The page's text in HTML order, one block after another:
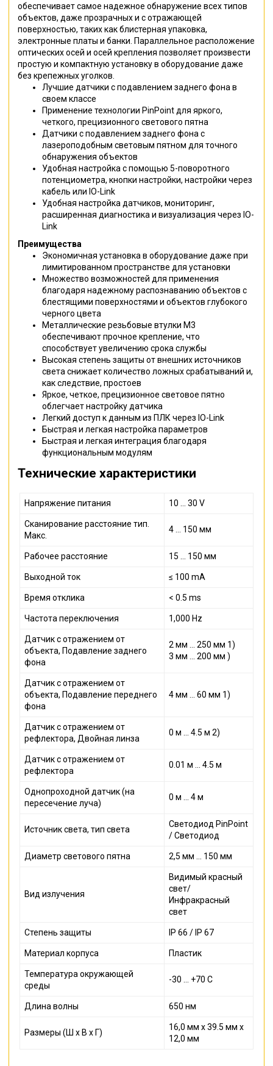
обеспечивает самое надежное обнаружение всех типов
объектов, даже прозрачных и с отражающей
поверхностью, таких как блистерная упаковка,
электронные платы и банки. Параллельное расположение
оптических осей и осей крепления позволяет произвести
простую и компактную установку в оборудование даже
без крепежных уголков.
Лучшие датчики с подавлением заднего фона в
своем классе
Применение технологии PinPoint для яркого,
четкого, прецизионного светового пятна
Датчики с подавлением заднего фона c
лазероподобным световым пятном для точного
обнаружения объектов
Удобная настройка с помощью 5-поворотного
потенциометра, кнопки настройки, настройки через
кабель или IO-Link
Удобная настройка датчиков, мониторинг,
расширенная диагностика и визуализация через IO-
Link
Преимущества
Экономичная установка в оборудование даже при
лимитированном пространстве для установки
Множество возможностей для применения
благодаря надежному распознаванию объектов с
блестящими поверхностями и объектов глубокого
черного цвета
Металлические резьбовые втулки M3
обеспечивают прочное крепление, что
способствует увеличению срока службы
Высокая степень защиты от внешних источников
света снижает количество ложных срабатываний и,
как следствие, простоев
Яркое, четкое, прецизионное световое пятно
облегчает настройку датчика
Легкий доступ к данным из ПЛК через IO-Link
Быстрая и легкая настройка параметров
Быстрая и легкая интеграция благодаря
функциональным модулям
Технические характеристики
Напряжение питания 10 ... 30 V
Сканирование расстояние тип.
Макс.
4 ... 150 мм
Рабочее расстояние 15 ... 150 мм
Выходной ток ≤ 100 mA
Время отклика < 0.5 ms
Частота переключения 1,000 Hz
Датчик с отражением от
объекта, Подавление заднего
фона
2 мм ... 250 мм 1)
3 мм ... 200 мм )
Датчик с отражением от
объекта, Подавление переднего
фона
4 мм ... 60 мм 1)
Датчик с отражением от
рефлектора, Двойная линза
0 м ... 4.5 м 2)
Датчик с отражением от
рефлектора
0.01 м ... 4.5 м
Однопроходной датчик (на
пересечение луча)
0 м ... 4 м
Источник света, тип света
Светодиод PinPoint
/ Светодиод
Диаметр светового пятна 2,5 мм ... 150 мм
Вид излучения
Видимый красный
свет/
Инфракрасный
свет
Степень защиты IP 66 / IP 67
Материал корпуса Пластик
Температура окружающей
среды
-30 ... +70 С
Длина волны 650 нм
Размеры (Ш x В x Г)
16,0 мм x 39.5 мм x
12,0 мм